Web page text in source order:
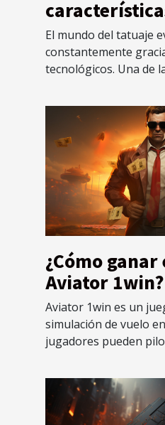
interesantes
máquina de
rotativa
El mundo del tatuaje
constantemente
tecnológicos. Una de
¿Cómo ganar
Aviator 1win?
Aviator 1win es un
simulación de vuelo
jugadores pueden